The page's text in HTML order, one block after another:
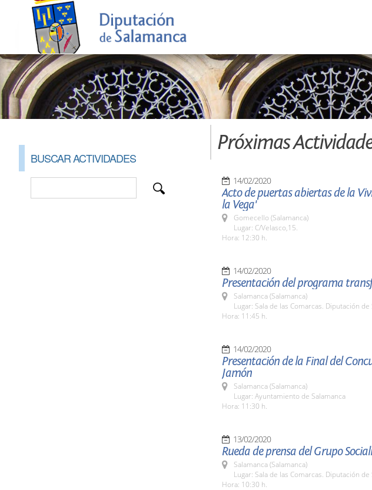
BUSCAR ACTIVIDADES
Próximas
14/02/2020
Acto de puertas abiertas de la
la Vega'
Gomecello (Salamanca)
Lugar: C/Velasco,15.
Hora: 12:30 h.
14/02/2020
Salamanca (Salamanca)
Lugar: Sala de las Comarcas. Diputación de
Hora: 11:45 h.
14/02/2020
Presentación de la Final del
Jamón
Salamanca (Salamanca)
Lugar: Ayuntamiento de Salamanca
Hora: 11:30 h.
13/02/2020
Rueda de prensa del Grupo
Salamanca (Salamanca)
Lugar: Sala de las Comarcas. Diputación de
Hora: 10:30 h.